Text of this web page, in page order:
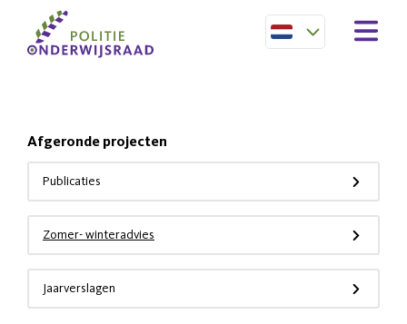
Afgeronde projecten
Publicaties
Zomer- winteradvies
Jaarverslagen